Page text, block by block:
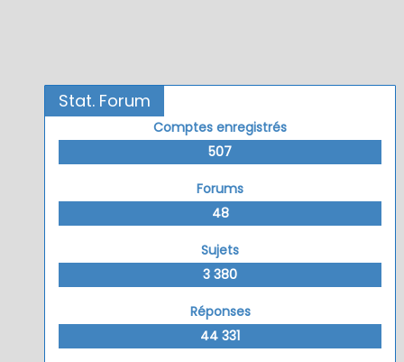
Stat. Forum
Comptes enregistrés
507
Forums
48
Sujets
3 380
Réponses
44 331